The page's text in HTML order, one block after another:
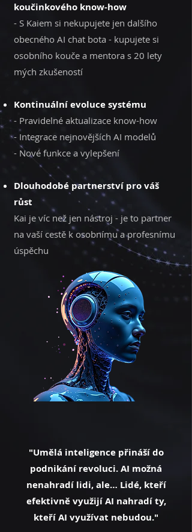
koučinkového know-how
- S Kaiem si nekupujete jen dalšího
obecného AI chat bota - kupujete si
osobního kouče a mentora s 20 lety
mých zkušeností
Kontinuální evoluce systému
- Pravidelné aktualizace know-how
- Integrace nejnovějších AI modelů
- Nové funkce a vylepšení
Dlouhodobé partnerství pro váš
růst
Kai je víc než jen nástroj - je to partner
na vaší cestě k osobnímu a profesnímu
úspěchu
"Umělá inteligence přináší do
podnikání revoluci. AI možná
nenahradí lidi, ale… Lidé, kteří
efektivně využijí AI nahradí ty,
kteří AI využívat nebudou."